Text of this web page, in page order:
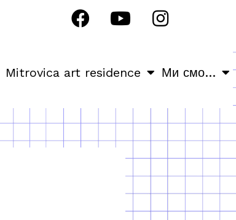
Mitrovica art residence Ми смо…